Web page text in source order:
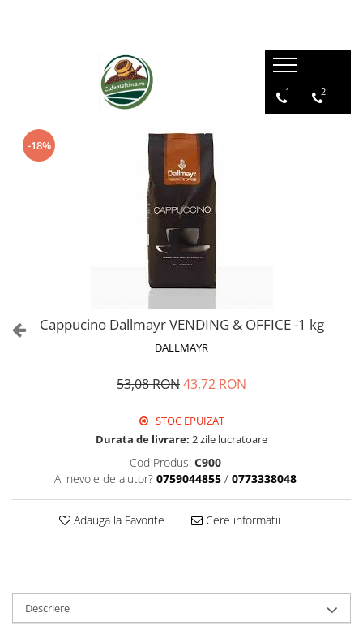
1 2
-18%
Cappucino Dallmayr VENDING & OFFICE -1 kg
DALLMAYR
53,08 RON43,72 RON
STOC EPUIZAT
Durata de livrare: 2 zile lucratoare
Cod Produs: C900
Ai nevoie de ajutor? 0759044855 / 0773338048
Adauga la Favorite Cere informatii
Descriere